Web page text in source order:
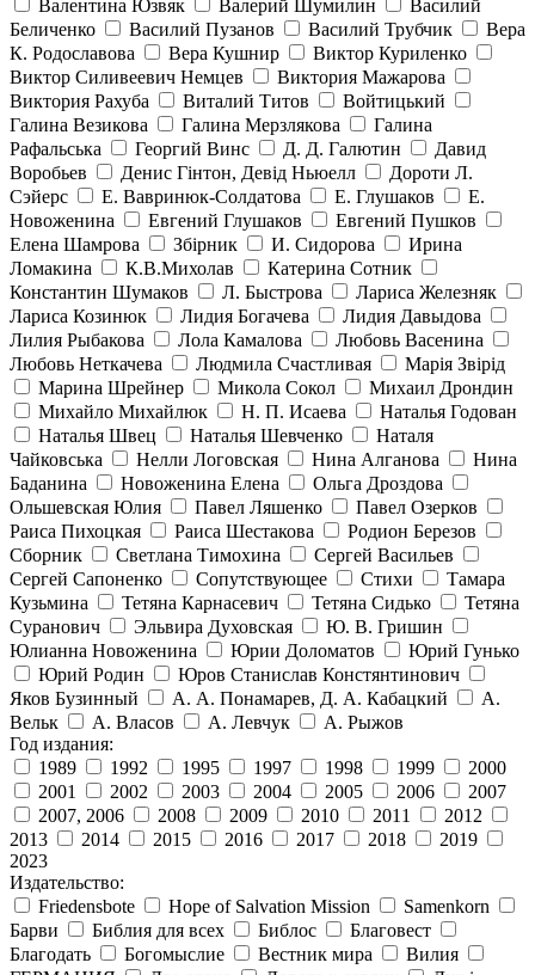
Валентина Юзвяк Валерий Шумилин
Василий
Беличенко
Василий Пузанов Василий Трубчик
Вера
К. Родославова
Вера Кушнир
Виктор Куриленко
Виктор Силивеевич Немцев
Виктория Мажарова
Виктория Рахуба
Виталий Титов
Войтицький
Галина Везикова
Галина Мерзлякова
Галина
Рафальська
Георгий Винс Д. Д. Галютин
Давид
Воробьев
Денис Гінтон, Девід Ньюелл
Дороти Л.
Сэйерс
Е. Вавринюк-Солдатова Е. Глушаков
Е.
Новоженина
Евгений Глушаков
Евгений Пушков
Елена Шамрова
Збірник И. Сидорова
Ирина
Ломакина
К.В.Михолав
Катерина Сотник
Константин Шумаков
Л. Быстрова
Лариса Железняк
Лариса Козинюк
Лидия Богачева
Лидия Давыдова
Лилия Рыбакова
Лола Камалова
Любовь Васенина
Любовь Неткачева
Людмила Счастливая
Марія Звірід
Марина Шрейнер
Микола Сокол
Михаил Дрондин
Михайло Михайлюк
Н. П. Исаева
Наталья Годован
Наталья Швец
Наталья Шевченко
Наталя
Чайковська
Нелли Логовская Нина Алганова
Нина
Баданина
Новоженина Елена
Ольга Дроздова
Ольшевская Юлия
Павел Ляшенко
Павел Озерков
Раиса Пихоцкая
Раиса Шестакова
Родион Березов
Сборник
Светлана Тимохина
Сергей Васильев
Сергей Сапоненко
Сопутствующее Стихи
Тамара
Кузьмина
Тетяна Карнасевич Тетяна Сидько
Тетяна
Суранович
Эльвира Духовская
Ю. В. Гришин
Юлианна Новоженина
Юрии Доломатов
Юрий Гунько
Юрий Родин
Юров Станислав Констянтинович
Яков Бузинный
А. А. Понамарев, Д. А. Кабацкий
А.
Вельк
А. Власов А. Левчук
А. Рыжов
Год издания:
1989
1992 1995 1997 1998 1999
2000
2001
2002 2003 2004 2005 2006
2007
2007, 2006
2008 2009 2010 2011
2012
2013
2014 2015 2016 2017 2018
2019
2023
Издательство:
Friedensbote
Hope of Salvation Mission
Samenkorn
Барви
Библия для всех Библос
Благовест
Благодать
Богомыслие Вестник мира
Вилия